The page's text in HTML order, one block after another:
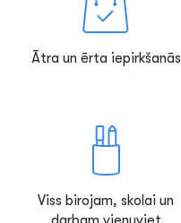
Ātra un ērta iepirkšanās
Viss birojam, skolai un